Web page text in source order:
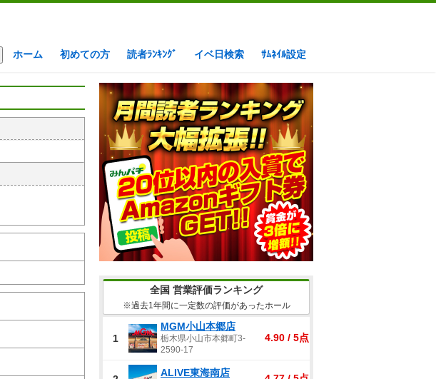
ホーム 初めての方 読者ﾗﾝｷﾝｸﾞ イベ日検索 ｻﾑﾈｲﾙ設定
全国 営業評価ランキング
※過去1年間に一定数の評価があったホール
1
MGM小山本郷店
栃木県小山市本郷町3-
2590-17
4.90 / 5点
ALIVE東海南店